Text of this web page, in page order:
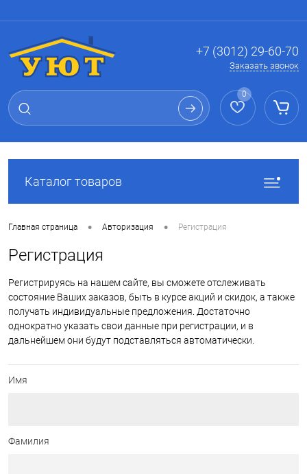
+7 (3012) 29-60-70
Заказать звонок
0
Каталог товаров
Главная страница • Авторизация • Регистрация
Регистрация
Регистрируясь на нашем сайте, вы сможете отслеживать
состояние Ваших заказов, быть в курсе акций и скидок, а также
получать индивидуальные предложения. Достаточно
однократно указать свои данные при регистрации, и в
дальнейшем они будут подставляться автоматически.
Имя
Фамилия